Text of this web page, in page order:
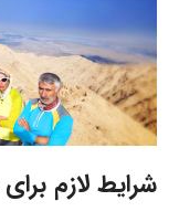
شرایط لازم